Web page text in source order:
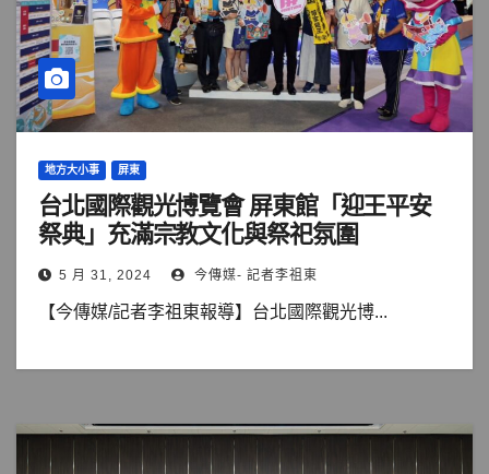
地方大小事 屏東
台北國際觀光博覽會 屏東館「迎王平安
祭典」充滿宗教文化與祭祀氛圍
5 月 31, 2024 今傳媒- 記者李祖東
【今傳媒/記者李祖東報導】台北國際觀光博...